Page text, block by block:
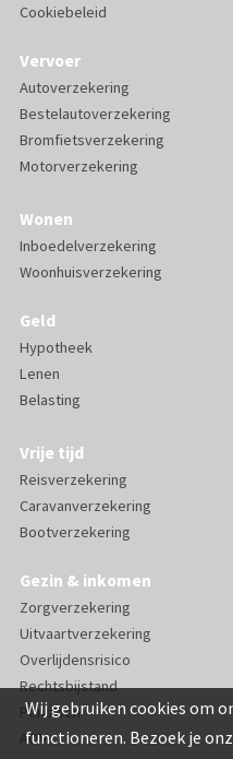
Wij gebruiken cookies om
functioneren. Bezoek je
Cookiebeleid
Vervoer
Autoverzekering
Bestelautoverzekering
Bromfietsverzekering
Motorverzekering
Wonen
Inboedelverzekering
Woonhuisverzekering
Geld
Hypotheek
Lenen
Belasting
Vrije tijd
Reisverzekering
Caravanverzekering
Bootverzekering
Gezin & inkomen
Zorgverzekering
Uitvaartverzekering
Overlijdensrisico
Rechtsbijstand
Pensioen
AOV